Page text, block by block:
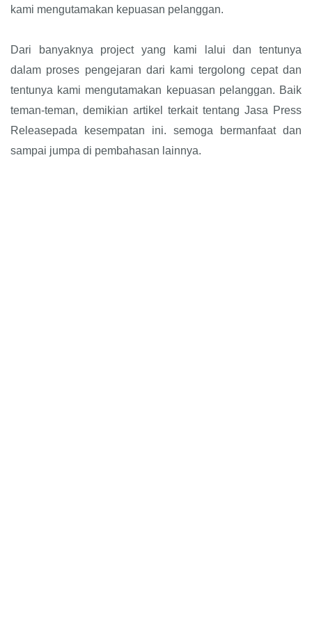
kami mengutamakan kepuasan pelanggan.
Dari banyaknya project yang kami lalui dan tentunya
dalam proses pengejaran dari kami tergolong cepat dan
tentunya kami mengutamakan kepuasan pelanggan. Baik
teman-teman, demikian artikel terkait tentang Jasa Press
Releasepada kesempatan ini. semoga bermanfaat dan
sampai jumpa di pembahasan lainnya.